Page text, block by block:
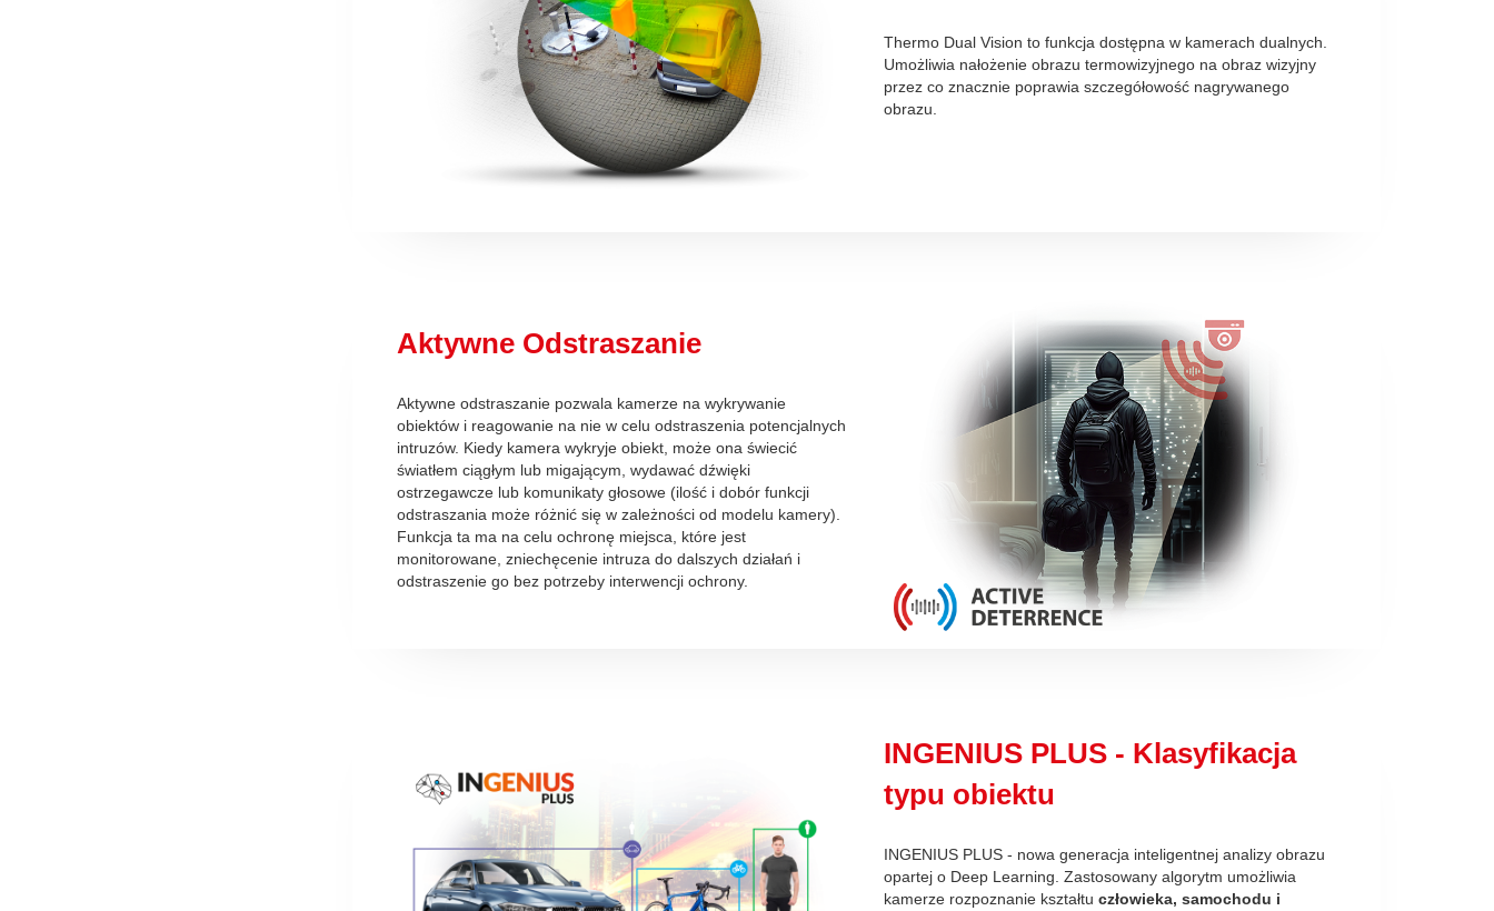
Thermo Dual Vision to funkcja dostępna w kamerach dualnych.
Umożliwia nałożenie obrazu termowizyjnego na obraz wizyjny
przez co znacznie poprawia szczegółowość nagrywanego
obrazu.
Aktywne Odstraszanie
Aktywne odstraszanie pozwala kamerze na wykrywanie
obiektów i reagowanie na nie w celu odstraszenia potencjalnych
intruzów. Kiedy kamera wykryje obiekt, może ona świecić
światłem ciągłym lub migającym, wydawać dźwięki
ostrzegawcze lub komunikaty głosowe (ilość i dobór funkcji
odstraszania może różnić się w zależności od modelu kamery).
Funkcja ta ma na celu ochronę miejsca, które jest
monitorowane, zniechęcenie intruza do dalszych działań i
odstraszenie go bez potrzeby interwencji ochrony.
INGENIUS PLUS - Klasyfikacja
typu obiektu
INGENIUS PLUS - nowa generacja inteligentnej analizy obrazu
opartej o Deep Learning. Zastosowany algorytm umożliwia
kamerze rozpoznanie kształtu człowieka, samochodu i